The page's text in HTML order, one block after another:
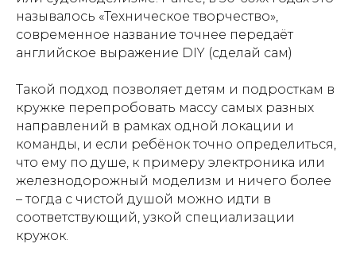
называлось «Техническое творчество»,
современное название точнее передаёт
английское выражение DIY (сделай сам)
Такой подход позволяет детям и подросткам в
кружке перепробовать массу самых разных
направлений в рамках одной локации и
команды, и если ребёнок точно определиться,
что ему по душе, к примеру электроника или
железнодорожный моделизм и ничего более
– тогда с чистой душой можно идти в
соответствующий, узкой специализации
кружок.